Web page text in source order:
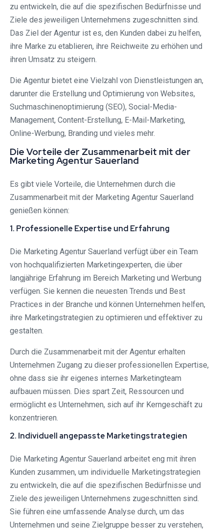
zu entwickeln, die auf die spezifischen Bedürfnisse und
Ziele des jeweiligen Unternehmens zugeschnitten sind.
Das Ziel der Agentur ist es, den Kunden dabei zu helfen,
ihre Marke zu etablieren, ihre Reichweite zu erhöhen und
ihren Umsatz zu steigern.
Die Agentur bietet eine Vielzahl von Dienstleistungen an,
darunter die Erstellung und Optimierung von Websites,
Suchmaschinenoptimierung (SEO), Social-Media-
Management, Content-Erstellung, E-Mail-Marketing,
Online-Werbung, Branding und vieles mehr.
Die Vorteile der Zusammenarbeit mit der
Marketing Agentur Sauerland
Es gibt viele Vorteile, die Unternehmen durch die
Zusammenarbeit mit der Marketing Agentur Sauerland
genießen können:
1. Professionelle Expertise und Erfahrung
Die Marketing Agentur Sauerland verfügt über ein Team
von hochqualifizierten Marketingexperten, die über
langjährige Erfahrung im Bereich Marketing und Werbung
verfügen. Sie kennen die neuesten Trends und Best
Practices in der Branche und können Unternehmen helfen,
ihre Marketingstrategien zu optimieren und effektiver zu
gestalten.
Durch die Zusammenarbeit mit der Agentur erhalten
Unternehmen Zugang zu dieser professionellen Expertise,
ohne dass sie ihr eigenes internes Marketingteam
aufbauen müssen. Dies spart Zeit, Ressourcen und
ermöglicht es Unternehmen, sich auf ihr Kerngeschäft zu
konzentrieren.
2. Individuell angepasste Marketingstrategien
Die Marketing Agentur Sauerland arbeitet eng mit ihren
Kunden zusammen, um individuelle Marketingstrategien
zu entwickeln, die auf die spezifischen Bedürfnisse und
Ziele des jeweiligen Unternehmens zugeschnitten sind.
Sie führen eine umfassende Analyse durch, um das
Unternehmen und seine Zielgruppe besser zu verstehen,